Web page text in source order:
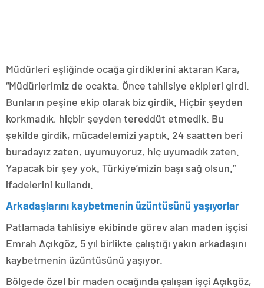
Müdürleri eşliğinde ocağa girdiklerini aktaran Kara,
“Müdürlerimiz de ocakta. Önce tahlisiye ekipleri girdi.
Bunların peşine ekip olarak biz girdik. Hiçbir şeyden
korkmadık, hiçbir şeyden tereddüt etmedik. Bu
şekilde girdik, mücadelemizi yaptık. 24 saatten beri
buradayız zaten, uyumuyoruz, hiç uyumadık zaten.
Yapacak bir şey yok. Türkiye’mizin başı sağ olsun.”
ifadelerini kullandı.
Arkadaşlarını kaybetmenin üzüntüsünü yaşıyorlar
Patlamada tahlisiye ekibinde görev alan maden işçisi
Emrah Açıkgöz, 5 yıl birlikte çalıştığı yakın arkadaşını
kaybetmenin üzüntüsünü yaşıyor.
Bölgede özel bir maden ocağında çalışan işçi Açıkgöz,